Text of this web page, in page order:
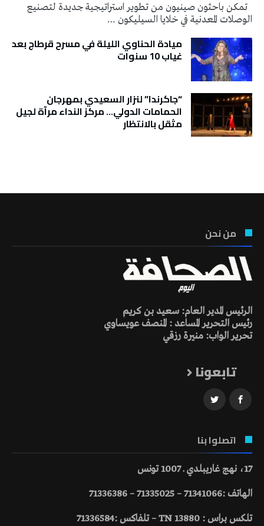
تمكن باحثون صينيون من تطوير استراتيجية جديدة لتصنيع
الوصلات المعدنية في خلايا السيليكون …
ميادة الحناوي الليلة في مسرح قرطاج بعد
غياب 10 سنوات
“جاكرندا” لنزار السعيدي بمهرجان
الحمامات الدولي… مركز النداء مرآة لجيل
مثقل بالانتظار
من نحن
الرئيس المدير العام: سعيد بن كريم
رئيس التحرير المساعد : المنصف عويساوي
تحرير الواب: منيرة رزقي
تابعونا
اتصلوا بنا
17، نهج غاريبلدي ـ 1007 تونس
الهاتف :71341066 – 71335025 – 71336386
تلكس براس : 13880 TN – تلفاكس :71336584